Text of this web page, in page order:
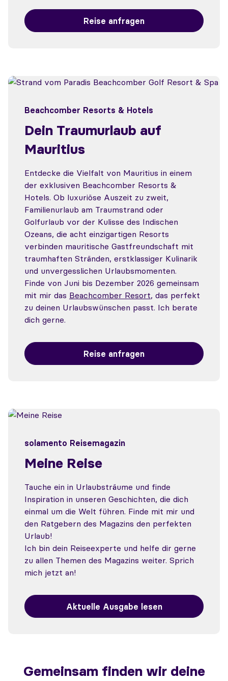
Reise anfragen
Beachcomber Resorts & Hotels
Dein Traumurlaub auf
Mauritius
Entdecke die Vielfalt von Mauritius in einem
der exklusiven Beachcomber Resorts &
Hotels. Ob luxuriöse Auszeit zu zweit,
Familienurlaub am Traumstrand oder
Golfurlaub vor der Kulisse des Indischen
Ozeans, die acht einzigartigen Resorts
verbinden mauritische Gastfreundschaft mit
traumhaften Stränden, erstklassiger Kulinarik
und unvergesslichen Urlaubsmomenten.
Finde von Juni bis Dezember 2026 gemeinsam
mit mir das Beachcomber Resort, das perfekt
zu deinen Urlaubswünschen passt. Ich berate
dich gerne.
Reise anfragen
solamento Reisemagazin
Meine Reise
Tauche ein in Urlaubsträume und finde
Inspiration in unseren Geschichten, die dich
einmal um die Welt führen. Finde mit mir und
den Ratgebern des Magazins den perfekten
Urlaub!
Ich bin dein Reiseexperte und helfe dir gerne
zu allen Themen des Magazins weiter. Sprich
mich jetzt an!
Aktuelle Ausgabe lesen
Gemeinsam finden wir deine